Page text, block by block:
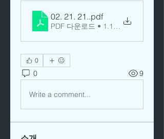
02. 21. 21..pdf
PDF 다운로드 • 1.17MB
0
0 9
Write a comment...